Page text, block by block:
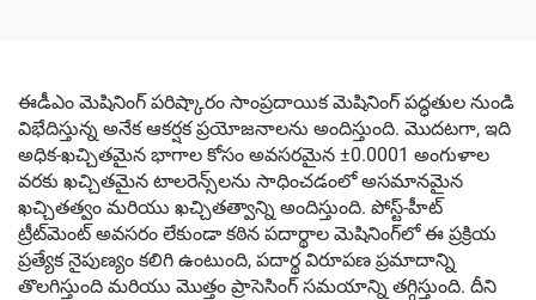
ఈడీఎం మెషినింగ్ పరిష్కారం సాంప్రదాయిక మెషినింగ్ పద్ధతుల నుండి
విభేదిస్తున్న అనేక ఆకర్షక ప్రయోజనాలను అందిస్తుంది. మొదటగా, ఇది
అధిక-ఖచ్చితమైన భాగాల కోసం అవసరమైన ±0.0001 అంగుళాల
వరకు ఖచ్చితమైన టాలరెన్స్‌లను సాధించడంలో అసమానమైన
ఖచ్చితత్వం మరియు ఖచ్చితత్వాన్ని అందిస్తుంది. పోస్ట్-హీట్
ట్రీట్‌మెంట్ అవసరం లేకుండా కఠిన పదార్థాల మెషినింగ్‌లో ఈ ప్రక్రియ
ప్రత్యేక నైపుణ్యం కలిగి ఉంటుంది, పదార్థ విరూపణ ప్రమాదాన్ని
తొలగిస్తుంది మరియు మొత్తం ప్రాసెసింగ్ సమయాన్ని తగ్గిస్తుంది. దీని